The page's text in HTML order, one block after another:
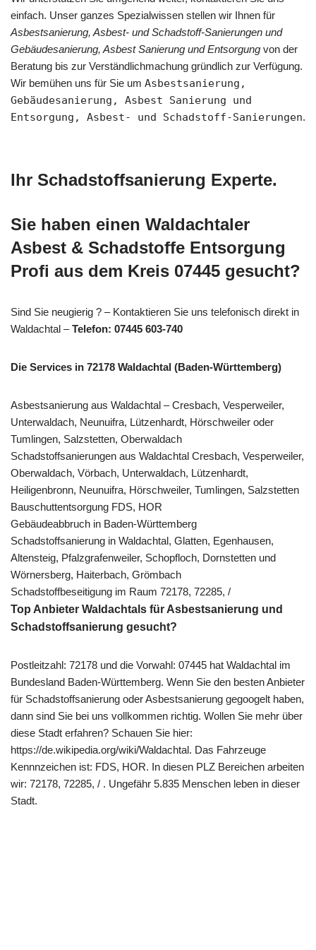
einfach. Unser ganzes Spezialwissen stellen wir Ihnen für
Asbestsanierung, Asbest- und Schadstoff-Sanierungen und
Gebäudesanierung, Asbest Sanierung und Entsorgung von der
Beratung bis zur Verständlichmachung gründlich zur Verfügung.
Wir bemühen uns für Sie um Asbestsanierung,
Gebäudesanierung, Asbest Sanierung und
Entsorgung, Asbest- und Schadstoff-Sanierungen.
Ihr Schadstoffsanierung Experte.
Sie haben einen Waldachtaler
Asbest & Schadstoffe Entsorgung
Profi aus dem Kreis 07445 gesucht?
Sind Sie neugierig ? – Kontaktieren Sie uns telefonisch direkt in
Waldachtal –Telefon: 07445 603-740
Die Services in 72178 Waldachtal (Baden-Württemberg)
Asbestsanierung aus Waldachtal – Cresbach, Vesperweiler,
Unterwaldach, Neunuifra, Lützenhardt, Hörschweiler oder
Tumlingen, Salzstetten, Oberwaldach
Schadstoffsanierungen aus Waldachtal Cresbach, Vesperweiler,
Oberwaldach, Vörbach, Unterwaldach, Lützenhardt,
Heiligenbronn, Neunuifra, Hörschweiler, Tumlingen, Salzstetten
Bauschuttentsorgung FDS, HOR
Gebäudeabbruch in Baden-Württemberg
Schadstoffsanierung in Waldachtal, Glatten, Egenhausen,
Altensteig, Pfalzgrafenweiler, Schopfloch, Dornstetten und
Wörnersberg, Haiterbach, Grömbach
Schadstoffbeseitigung im Raum 72178, 72285, /
Top Anbieter Waldachtals für Asbestsanierung und
Schadstoffsanierung gesucht?
Postleitzahl: 72178 und die Vorwahl: 07445 hat Waldachtal im
Bundesland Baden-Württemberg. Wenn Sie den besten Anbieter
für Schadstoffsanierung oder Asbestsanierung gegoogelt haben,
dann sind Sie bei uns vollkommen richtig. Wollen Sie mehr über
diese Stadt erfahren? Schauen Sie hier:
https://de.wikipedia.org/wiki/Waldachtal. Das Fahrzeuge
Kennnzeichen ist: FDS, HOR. In diesen PLZ Bereichen arbeiten
wir: 72178, 72285, / . Ungefähr 5.835 Menschen leben in dieser
Stadt.